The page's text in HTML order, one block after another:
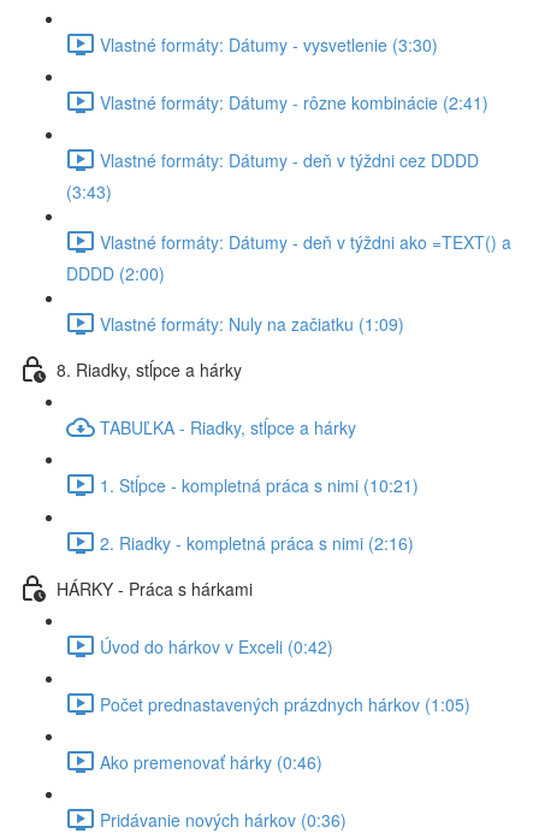
Vlastné formáty: Dátumy - vysvetlenie (3:30)
Vlastné formáty: Dátumy - rôzne kombinácie (2:41)
Vlastné formáty: Dátumy - deň v týždni cez DDDD
(3:43)
Vlastné formáty: Dátumy - deň v týždni ako =TEXT() a
DDDD (2:00)
Vlastné formáty: Nuly na začiatku (1:09)
8. Riadky, stĺpce a hárky
TABUĽKA - Riadky, stĺpce a hárky
1. Stĺpce - kompletná práca s nimi (10:21)
2. Riadky - kompletná práca s nimi (2:16)
HÁRKY - Práca s hárkami
Úvod do hárkov v Exceli (0:42)
Počet prednastavených prázdnych hárkov (1:05)
Ako premenovať hárky (0:46)
Pridávanie nových hárkov (0:36)